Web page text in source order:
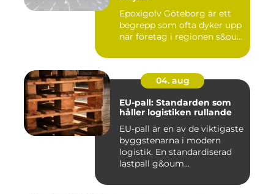
Epoxigolv Göteborg är ett
begrepp som ofta dyker upp
när företag i regionen s&ou...
04. aug
EU-pall: Standarden som
håller logistiken rullande
EU-pall är en av de viktigaste
byggstenarna i modern
logistik. En standardiserad
lastpall g&oum...